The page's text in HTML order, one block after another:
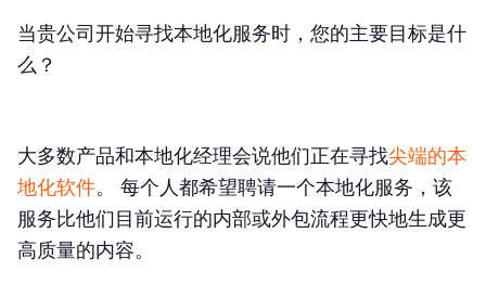
当贵公司开始寻找本地化服务时，您的主要目标是什
么？
大多数产品和本地化经理会说他们正在寻找尖端的本
地化软件。 每个人都希望聘请一个本地化服务，该
服务比他们目前运行的内部或外包流程更快地生成更
高质量的内容。